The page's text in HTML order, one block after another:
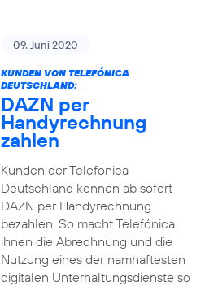
09. Juni 2020
KUNDEN VON TELEFÓNICA
DEUTSCHLAND:
DAZN per
Handyrechnung
zahlen
Kunden der Telefonica
Deutschland können ab sofort
DAZN per Handyrechnung
bezahlen. So macht Telefónica
ihnen die Abrechnung und die
Nutzung eines der namhaftesten
digitalen Unterhaltungsdienste so